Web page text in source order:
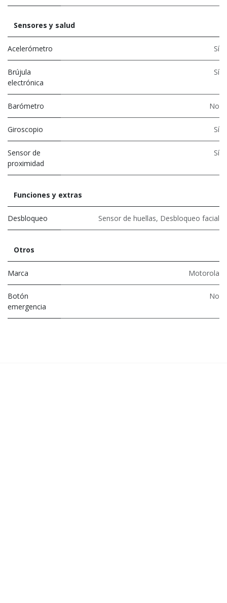
Sensores y salud
Acelerómetro Sí
Brújula
electrónica
Sí
Barómetro No
Giroscopio Sí
Sensor de
proximidad
Sí
Funciones y extras
Desbloqueo Sensor de huellas, Desbloqueo facial
Otros
Marca Motorola
Botón
emergencia
No